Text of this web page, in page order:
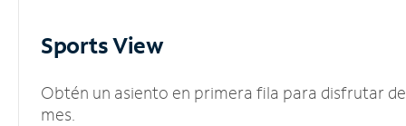
Sports View
Obtén un asiento en primera fila para disfrutar
mes.